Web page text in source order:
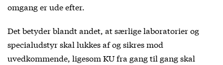
omgang er ude efter.
Det betyder blandt andet, at særlige laboratorier og
specialudstyr skal lukkes af og sikres mod
uvedkommende, ligesom KU fra gang til gang skal